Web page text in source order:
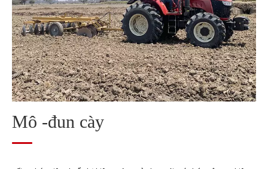
Mô -đun thu hoạch
Mô-đun xử lý hạt sau thu hoạch
Mô -đun xử lý rơm
Mô -đun cày